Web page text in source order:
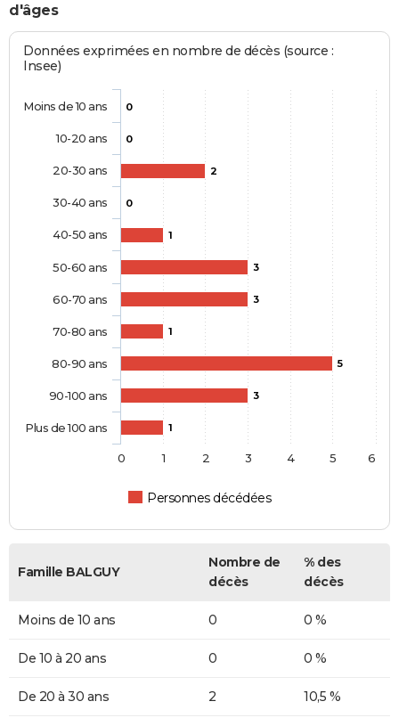
d'âges
Données exprimées en nombre de décès (source :
Insee)
0
0
2
0
1
3
3
1
5
3
1
Personnes décédées
Moins de 10 ans
10-20 ans
20-30 ans
30-40 ans
40-50 ans
50-60 ans
60-70 ans
70-80 ans
80-90 ans
90-100 ans
Plus de 100 ans
0 1 2 3 4 5 6
Famille BALGUY
Nombre de
décès
% des
décès
Moins de 10 ans 0 0 %
De 10 à 20 ans 0 0 %
De 20 à 30 ans 2 10,5 %